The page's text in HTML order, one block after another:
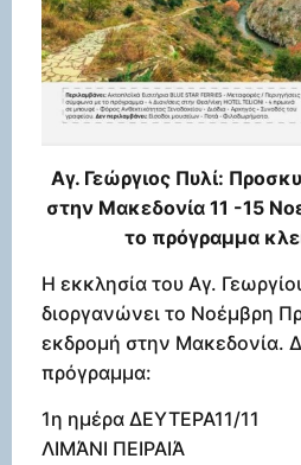
Αγ. Γεώργιος Πυλί:
στην Μακεδονία 11 -15
το πρόγραμμα
Η εκκλησία του Αγ.
διοργανώνει το Νοέμβρη
εκδρομή στην Μακεδονία.
πρόγραμμα:
1η ημέρα ΔΕΥΤΕΡΑ11/11
ΛΙΜΆΝΙ ΠΕΙΡΑΙΆ